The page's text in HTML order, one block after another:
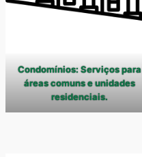
Condomínios: Serviços para
áreas comuns e unidades
residenciais.